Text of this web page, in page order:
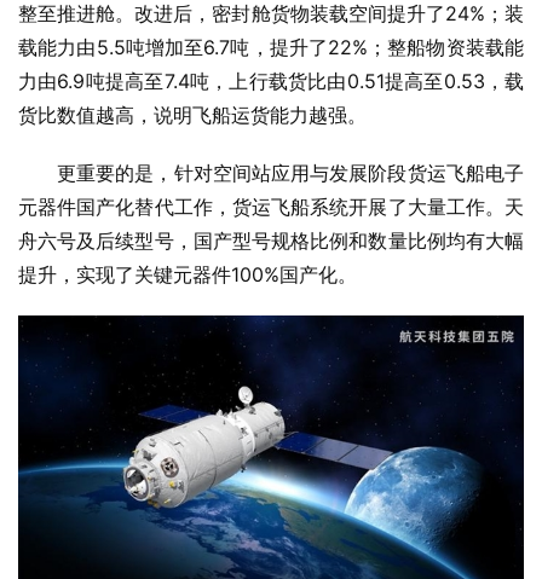
整至推进舱。改进后，密封舱货物装载空间提升了24%；装
载能力由5.5吨增加至6.7吨，提升了22%；整船物资装载能
力由6.9吨提高至7.4吨，上行载货比由0.51提高至0.53，载
货比数值越高，说明飞船运货能力越强。
更重要的是，针对空间站应用与发展阶段货运飞船电子
元器件国产化替代工作，货运飞船系统开展了大量工作。天
舟六号及后续型号，国产型号规格比例和数量比例均有大幅
提升，实现了关键元器件100%国产化。